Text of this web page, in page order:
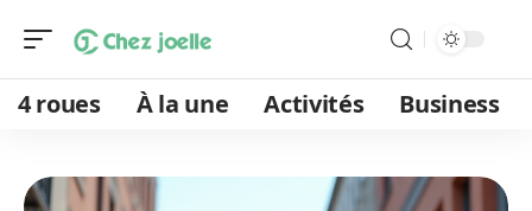
4 roues À la une Activités Business